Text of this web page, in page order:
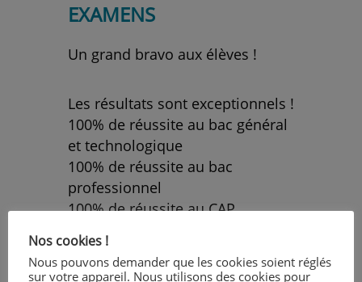
EXAMENS
Un grand bravo aux élèves !
Les résultats sont exceptionnels !
100% de réussite au bac général
et technologique
100% de réussite au bac
professionnel
100% de réussite au CAP
qui les sont accompagnés vers
cette réussite
Nos cookies !
Nous pouvons demander que les cookies soient réglés
sur votre appareil. Nous utilisons des cookies pour